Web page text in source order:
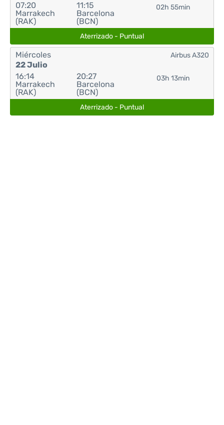
07:20
Marrakech
(RAK)
11:15
Barcelona
(BCN)
02h 55min
Aterrizado - Puntual
Miércoles
22 Julio
16:14
Marrakech
(RAK)
20:27
Barcelona
(BCN)
03h 13min
Airbus A320
Aterrizado - Puntual